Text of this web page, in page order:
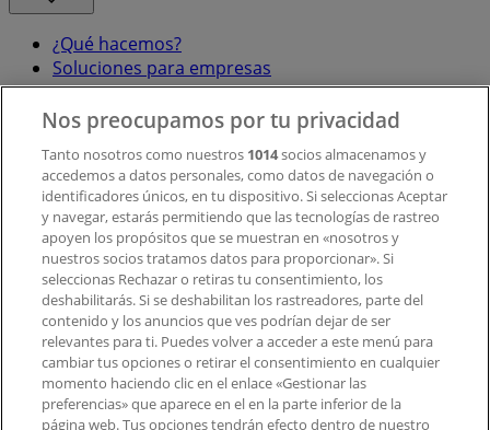
¿Qué hacemos?
Soluciones para empresas
Noticias y prensa
Trabaja con nosotros
Contacto
Contacto comercial y de marketing
Tienda mal colocada en el mapa
Notificar un folleto
¿Encontraste un problema en la web o en la
aplicación?
Índices
Nos preocupamos por tu privacidad
Tanto nosotros como nuestros 1014socios almacenamos y
accedemos a datos personales, como datos de navegación o
identificadores únicos, en tu dispositivo. Si seleccionas Aceptar
y navegar, estarás permitiendo que las tecnologías de rastreo
apoyen los propósitos que se muestran en «nosotros y
nuestros socios tratamos datos para proporcionar». Si
seleccionas Rechazar o retiras tu consentimiento, los
deshabilitarás. Si se deshabilitan los rastreadores, parte del
contenido y los anuncios que ves podrían dejar de ser
relevantes para ti. Puedes volver a acceder a este menú para
cambiar tus opciones o retirar el consentimiento en cualquier
momento haciendo clic en el enlace «Gestionar las
preferencias» que aparece en el en la parte inferior de la
página web. Tus opciones tendrán efecto dentro de nuestro